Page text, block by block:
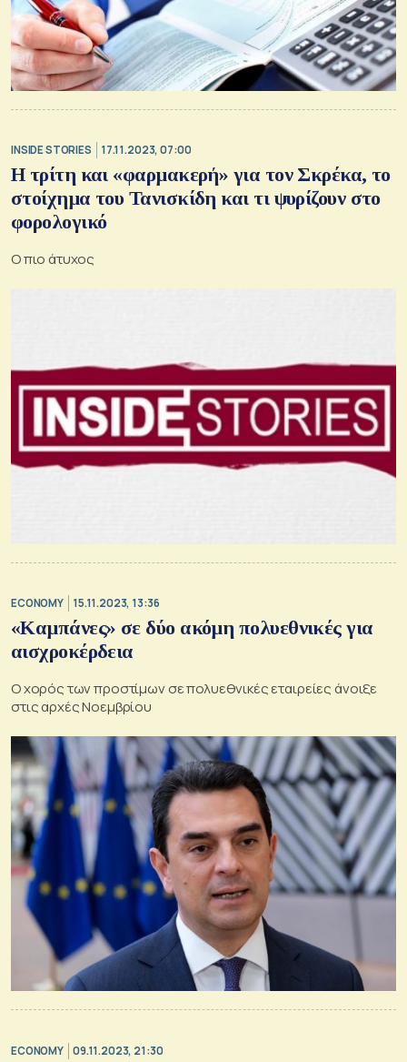
INSIDE STORIES 17.11.2023, 07:00
Η τρίτη και «φαρμακερή» για τον Σκρέκα, το
στοίχημα του Τανισκίδη και τι ψυρίζουν στο
φορολογικό
Ο πιο άτυχος
ECONOMY 15.11.2023, 13:36
«Καμπάνες» σε δύο ακόμη πολυεθνικές για
αισχροκέρδεια
Ο χορός των προστίμων σε πολυεθνικές εταιρείες άνοιξε
στις αρχές Νοεμβρίου
ECONOMY 09.11.2023, 21:30